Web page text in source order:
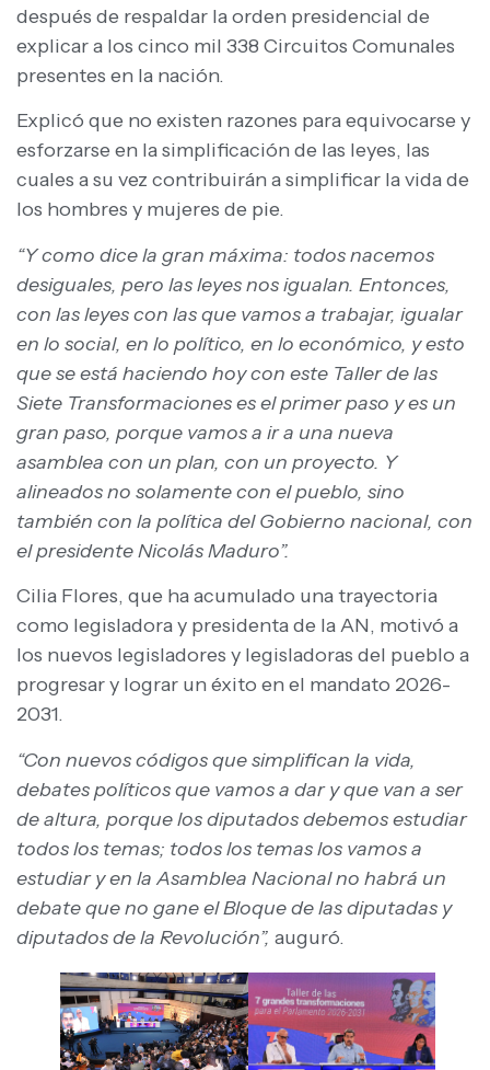
después de respaldar la orden presidencial de
explicar a los cinco mil 338 Circuitos Comunales
presentes en la nación.
Explicó que no existen razones para equivocarse y
esforzarse en la simplificación de las leyes, las
cuales a su vez contribuirán a simplificar la vida de
los hombres y mujeres de pie.
“Y como dice la gran máxima: todos nacemos
desiguales, pero las leyes nos igualan. Entonces,
con las leyes con las que vamos a trabajar, igualar
en lo social, en lo político, en lo económico, y esto
que se está haciendo hoy con este Taller de las
Siete Transformaciones es el primer paso y es un
gran paso, porque vamos a ir a una nueva
asamblea con un plan, con un proyecto. Y
alineados no solamente con el pueblo, sino
también con la política del Gobierno nacional, con
el presidente Nicolás Maduro”.
Cilia Flores, que ha acumulado una trayectoria
como legisladora y presidenta de la AN, motivó a
los nuevos legisladores y legisladoras del pueblo a
progresar y lograr un éxito en el mandato 2026-
2031.
“Con nuevos códigos que simplifican la vida,
debates políticos que vamos a dar y que van a ser
de altura, porque los diputados debemos estudiar
todos los temas; todos los temas los vamos a
estudiar y en la Asamblea Nacional no habrá un
debate que no gane el Bloque de las diputadas y
diputados de la Revolución”, auguró.